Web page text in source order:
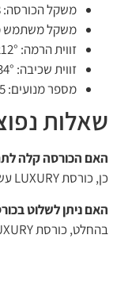
משקל הכורסה: 78 ק"ג
משקל משתמש
זווית הרמה: 212°
זווית שכיבה: 234°
מספר מנועים: 5
שאלות
האם הכורסה קלה
כן, כורסת LUXURY עשויה מחומרים איכותיים המאפשרים ניקוי קל ומהיר, מה שמבטיח שמירה על מראה יוקרתי לאורך זמן.
האם ניתן לשלוט
בהחלט, כורסת LUXURY מגיעה עם שלט רחוק המאפשר שליטה פשוטה ונוחה בכל פונקציות הכורסה.